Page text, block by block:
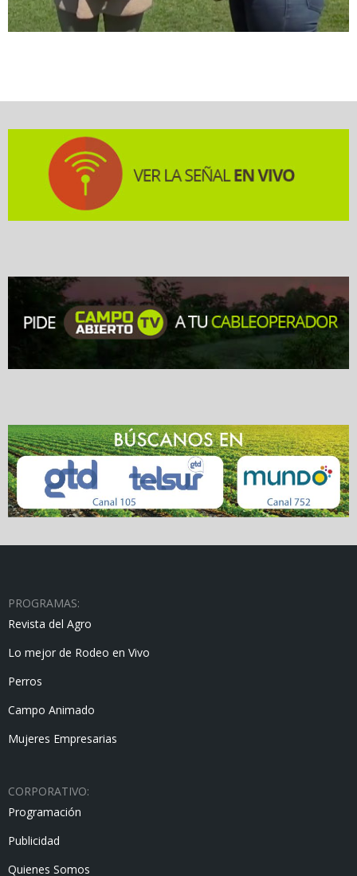
PROGRAMAS:
Revista del Agro
Lo mejor de Rodeo en Vivo
Perros
Campo Animado
Mujeres Empresarias
CORPORATIVO:
Programación
Publicidad
Quienes Somos